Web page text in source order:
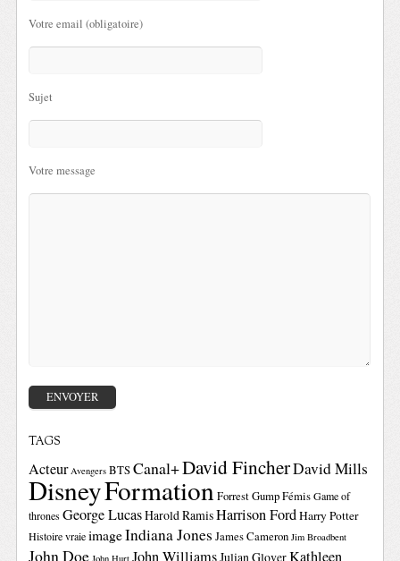
Votre email (obligatoire)
Sujet
Votre message
TAGS
Acteur Avengers BTSCanal+David FincherDavid Mills
DisneyFormationForrest GumpFémis Game of
thrones George LucasHarold RamisHarrison FordHarry Potter
Histoire vraie imageIndiana Jones James Cameron Jim Broadbent
John Doe John WilliamsJulian GloverKathleen